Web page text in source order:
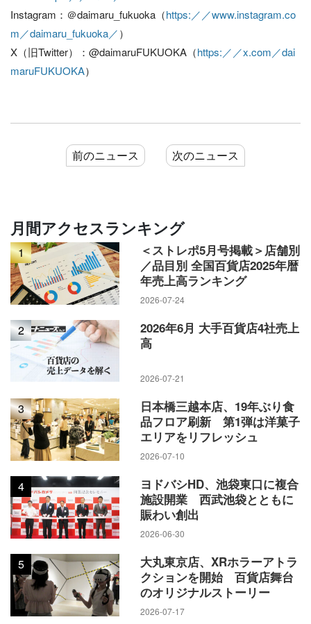
Instagram：＠daimaru_fukuoka（https:／／www.instagram.co
m／daimaru_fukuoka／）
X（旧Twitter）：@daimaruFUKUOKA（https:／／x.com／dai
maruFUKUOKA）
前のニュース 次のニュース
月間アクセスランキング
1
＜ストレポ5月号掲載＞店舗別
／品目別 全国百貨店2025年暦
年売上高ランキング
2026-07-24
2
2026年6月 大手百貨店4社売上
高
2026-07-21
3
日本橋三越本店、19年ぶり食
品フロア刷新 第1弾は洋菓子
エリアをリフレッシュ
2026-07-10
4
ヨドバシHD、池袋東口に複合
施設開業 西武池袋とともに
賑わい創出
2026-06-30
5
大丸東京店、XRホラーアトラ
クションを開始 百貨店舞台
のオリジナルストーリー
2026-07-17